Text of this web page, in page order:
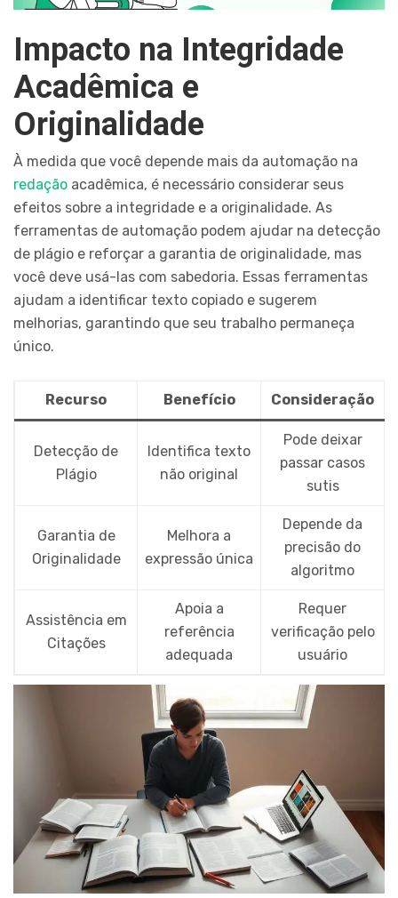
Impacto na Integridade
Acadêmica e
Originalidade
À medida que você depende mais da automação na
redação acadêmica, é necessário considerar seus
efeitos sobre a integridade e a originalidade. As
ferramentas de automação podem ajudar na detecção
de plágio e reforçar a garantia de originalidade, mas
você deve usá-las com sabedoria. Essas ferramentas
ajudam a identificar texto copiado e sugerem
melhorias, garantindo que seu trabalho permaneça
único.
Recurso Benefício Consideração
Detecção de
Plágio
Identifica texto
não original
Pode deixar
passar casos
sutis
Garantia de
Originalidade
Melhora a
expressão única
Depende da
precisão do
algoritmo
Assistência em
Citações
Apoia a
referência
adequada
Requer
verificação pelo
usuário